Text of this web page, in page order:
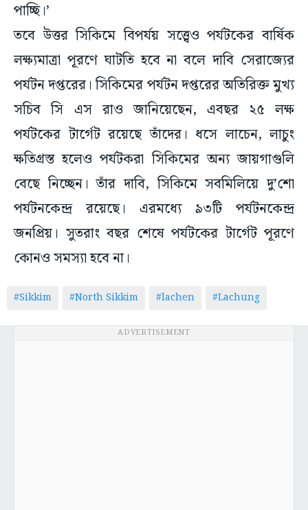
পাচ্ছি।’
তবে উত্তর সিকিমে বিপর্যয় সত্ত্বেও পর্যটকের বার্ষিক
লক্ষ্যমাত্রা পূরণে ঘাটতি হবে না বলে দাবি সেরাজ্যের
পর্যটন দপ্তরের। সিকিমের পর্যটন দপ্তরের অতিরিক্ত মুখ্য
সচিব সি এস রাও জানিয়েছেন, এবছর ২৫ লক্ষ
পর্যটকের টার্গেট রয়েছে তাঁদের। ধসে লাচেন, লাচুং
ক্ষতিগ্রস্ত হলেও পর্যটকরা সিকিমের অন্য জায়গাগুলি
বেছে নিচ্ছেন। তাঁর দাবি, সিকিমে সবমিলিয়ে দু’শো
পর্যটনকেন্দ্র রয়েছে। এরমধ্যে ৯৩টি পর্যটনকেন্দ্র
জনপ্রিয়। সুতরাং বছর শেষে পর্যটকের টার্গেট পূরণে
কোনও সমস্যা হবে না।
#Sikkim #North Sikkim #lachen #Lachung
ADVERTISEMENT